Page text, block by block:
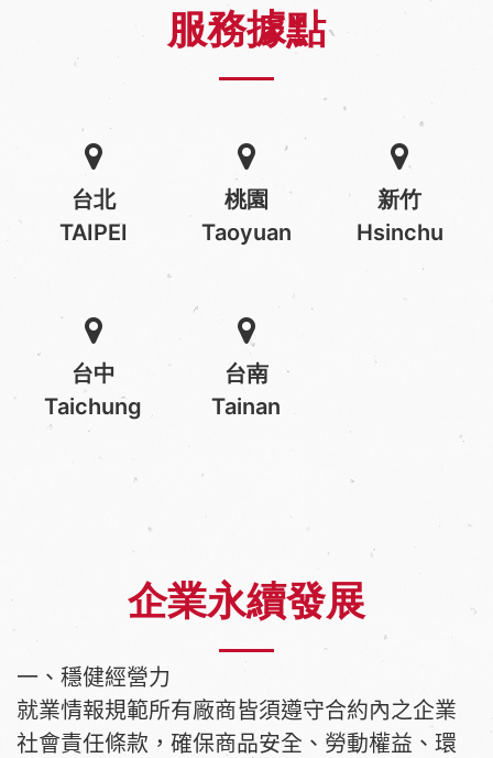
服務據點
台北
TAIPEI
桃園
Taoyuan
新竹
Hsinchu
台中
Taichung
台南
Tainan
企業永續發展
一、穩健經營力
就業情報規範所有廠商皆須遵守合約內之企業
社會責任條款，確保商品安全、勞動權益、環